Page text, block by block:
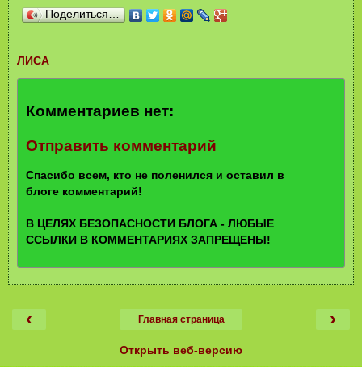
Поделиться…
ЛИСА
Комментариев нет:
Отправить комментарий
Спасибо всем, кто не поленился и оставил в
блоге комментарий!
В ЦЕЛЯХ БЕЗОПАСНОСТИ БЛОГА - ЛЮБЫЕ
ССЫЛКИ В КОММЕНТАРИЯХ ЗАПРЕЩЕНЫ!
‹ ›
Главная страница
Открыть веб-версию